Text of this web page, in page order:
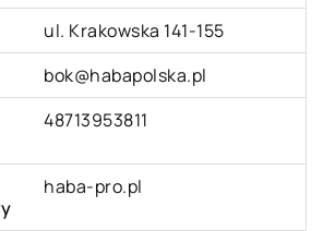
ul. Krakowska 141-155
bok@habapolska.pl
48713953811
haba-pro.pl